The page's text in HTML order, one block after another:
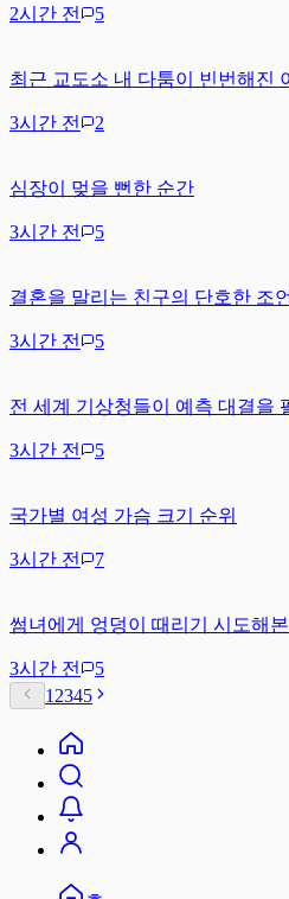
2시간 전 5
최근 교도소 내 다툼이 빈번해진
3시간 전 2
심장이 멎을 뻔한 순간
3시간 전 5
결혼을 말리는 친구의 단호한 조언
3시간 전 5
전 세계 기상청들이 예측 대결을
3시간 전 5
국가별 여성 가슴 크기 순위
3시간 전 7
썸녀에게 엉덩이 때리기 시도해본
3시간 전
5
1 2345